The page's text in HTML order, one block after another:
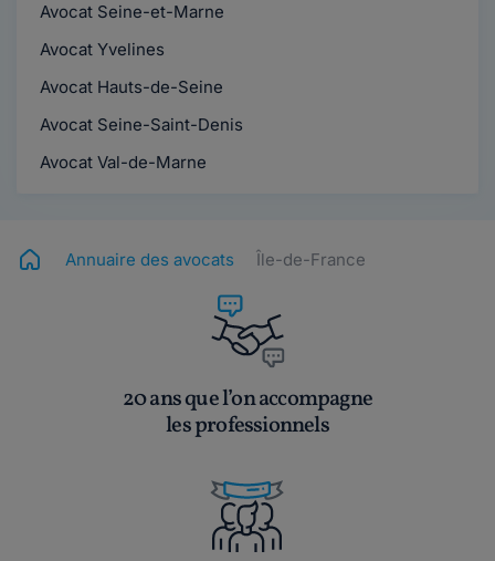
Avocat Seine-et-Marne
Avocat Yvelines
Avocat Hauts-de-Seine
Avocat Seine-Saint-Denis
Avocat Val-de-Marne
Annuaire des avocats Île-de-France
20 ans que l’on accompagne
les professionnels